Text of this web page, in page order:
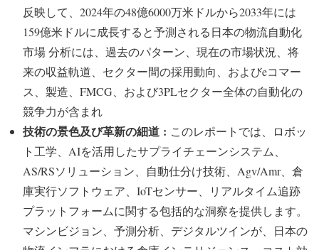
反映して、2024年の48億6000万米ドルから2033年には
159億米ドルに成長すると予測される日本の物流自動化
市場 分析には、過去のパターン、現在の市場状況、将
来の収益軌道、セクター間の採用動向、およびeコマー
ス、製造、FMCG、および3PLセクター全体の自動化の
競争力が含まれ
技術の景色及び革新の細道 : このレポートでは、ロボッ
ト工学、AIを活用したサプライチェーンシステム、
AS/RSソリューション、自動仕分け技術、Agv/Amr、倉
庫実行ソフトウェア、IoTセンサー、リアルタイム追跡
プラットフォームに関する包括的な洞察を提供します。
マシンビジョン、予測分析、デジタルツインが、日本の